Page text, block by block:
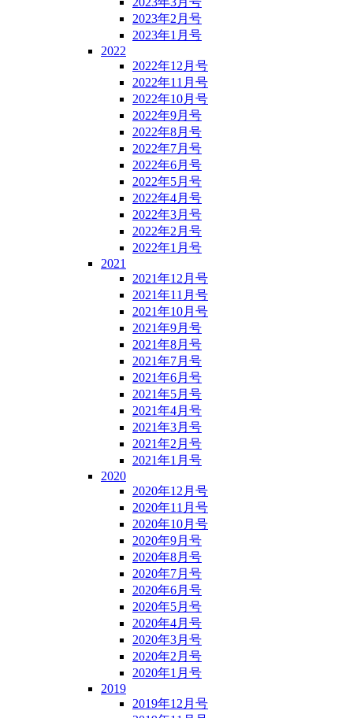
2023年2月号
2023年1月号
2022
2022年12月号
2022年11月号
2022年10月号
2022年9月号
2022年8月号
2022年7月号
2022年6月号
2022年5月号
2022年4月号
2022年3月号
2022年2月号
2022年1月号
2021
2021年12月号
2021年11月号
2021年10月号
2021年9月号
2021年8月号
2021年7月号
2021年6月号
2021年5月号
2021年4月号
2021年3月号
2021年2月号
2021年1月号
2020
2020年12月号
2020年11月号
2020年10月号
2020年9月号
2020年8月号
2020年7月号
2020年6月号
2020年5月号
2020年4月号
2020年3月号
2020年2月号
2020年1月号
2019
2019年12月号